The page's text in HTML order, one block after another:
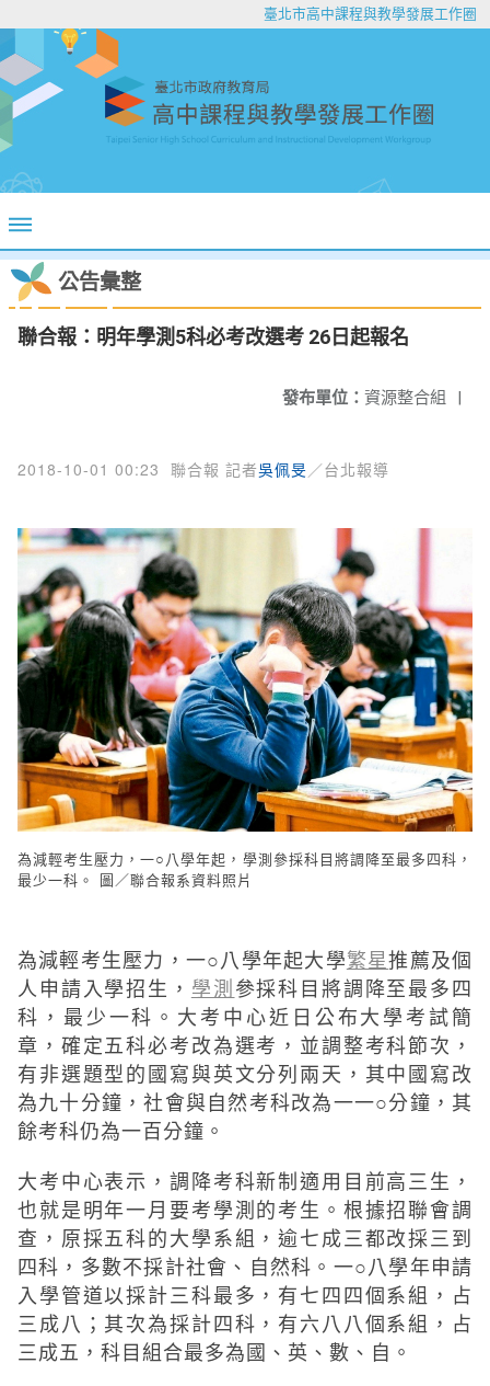
臺北市高中課程與教學發展工作圈
公告彙整
聯合報：明年學測5科必考改選考 26日起報名
發布單位： 資源整合組 |
2018-10-01 00:23 聯合報 記者吳佩旻／台北報導
為減輕考生壓力，一○八學年起，學測參採科目將調降至最多四科，
最少一科。 圖／聯合報系資料照片
為減輕考生壓力，一○八學年起大學繁星推薦及個
人申請入學招生， 學測參採科目將調降至最多四
科，最少一科。大考中心近日公布大學考試簡
章，確定五科必考改為選考，並調整考科節次，
有非選題型的國寫與英文分列兩天，其中國寫改
為九十分鐘，社會與自然考科改為一一○分鐘，其
餘考科仍為一百分鐘。
大考中心表示，調降考科新制適用目前高三生，
也就是明年一月要考學測的考生。根據招聯會調
查，原採五科的大學系組，逾七成三都改採三到
四科，多數不採計社會、自然科。一○八學年申請
入學管道以採計三科最多，有七四四個系組，占
三成八；其次為採計四科，有六八八個系組，占
三成五，科目組合最多為國、英、數、自。